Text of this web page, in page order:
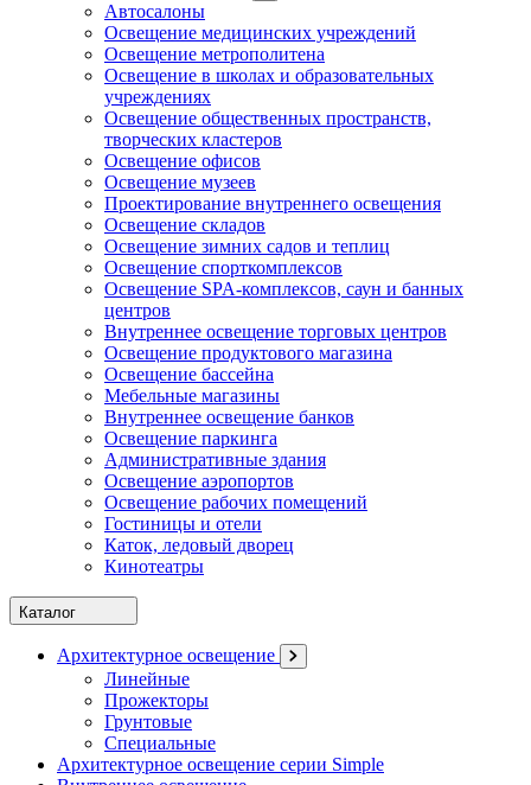
Автосалоны
Освещение медицинских учреждений
Освещение метрополитена
Освещение в школах и образовательных
учреждениях
Освещение общественных пространств,
творческих кластеров
Освещение офисов
Освещение музеев
Проектирование внутреннего освещения
Освещение складов
Освещение зимних садов и теплиц
Освещение спорткомплексов
Освещение SPA-комплексов, саун и банных
центров
Внутреннее освещение торговых центров
Освещение продуктового магазина
Освещение бассейна
Мебельные магазины
Внутреннее освещение банков
Освещение паркинга
Административные здания
Освещение аэропортов
Освещение рабочих помещений
Гостиницы и отели
Каток, ледовый дворец
Кинотеатры
Каталог
Архитектурное освещение
Линейные
Прожекторы
Грунтовые
Специальные
Архитектурное освещение серии Simple